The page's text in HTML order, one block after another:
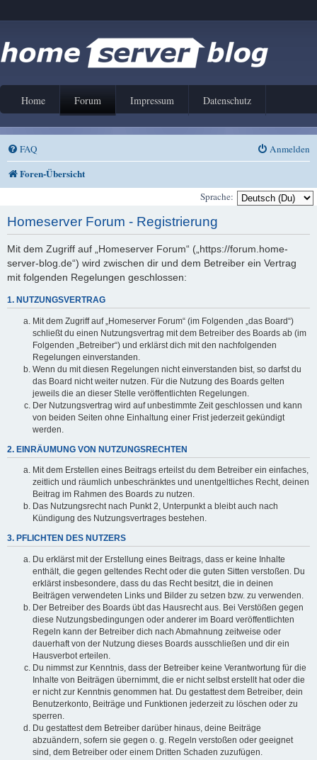
Home Forum Impressum Datenschutz
FAQ Anmelden
Foren-Übersicht
Sprache:
Homeserver Forum - Registrierung
Mit dem Zugriff auf „Homeserver Forum“ („https://forum.home-
server-blog.de“) wird zwischen dir und dem Betreiber ein Vertrag
mit folgenden Regelungen geschlossen:
1. NUTZUNGSVERTRAG
Mit dem Zugriff auf „Homeserver Forum“ (im Folgenden „das Board“)
schließt du einen Nutzungsvertrag mit dem Betreiber des Boards ab (im
Folgenden „Betreiber“) und erklärst dich mit den nachfolgenden
Regelungen einverstanden.
Wenn du mit diesen Regelungen nicht einverstanden bist, so darfst du
das Board nicht weiter nutzen. Für die Nutzung des Boards gelten
jeweils die an dieser Stelle veröffentlichten Regelungen.
Der Nutzungsvertrag wird auf unbestimmte Zeit geschlossen und kann
von beiden Seiten ohne Einhaltung einer Frist jederzeit gekündigt
werden.
2. EINRÄUMUNG VON NUTZUNGSRECHTEN
Mit dem Erstellen eines Beitrags erteilst du dem Betreiber ein einfaches,
zeitlich und räumlich unbeschränktes und unentgeltliches Recht, deinen
Beitrag im Rahmen des Boards zu nutzen.
Das Nutzungsrecht nach Punkt 2, Unterpunkt a bleibt auch nach
Kündigung des Nutzungsvertrages bestehen.
3. PFLICHTEN DES NUTZERS
Du erklärst mit der Erstellung eines Beitrags, dass er keine Inhalte
enthält, die gegen geltendes Recht oder die guten Sitten verstoßen. Du
erklärst insbesondere, dass du das Recht besitzt, die in deinen
Beiträgen verwendeten Links und Bilder zu setzen bzw. zu verwenden.
Der Betreiber des Boards übt das Hausrecht aus. Bei Verstößen gegen
diese Nutzungsbedingungen oder anderer im Board veröffentlichten
Regeln kann der Betreiber dich nach Abmahnung zeitweise oder
dauerhaft von der Nutzung dieses Boards ausschließen und dir ein
Hausverbot erteilen.
Du nimmst zur Kenntnis, dass der Betreiber keine Verantwortung für die
Inhalte von Beiträgen übernimmt, die er nicht selbst erstellt hat oder die
er nicht zur Kenntnis genommen hat. Du gestattest dem Betreiber, dein
Benutzerkonto, Beiträge und Funktionen jederzeit zu löschen oder zu
sperren.
Du gestattest dem Betreiber darüber hinaus, deine Beiträge
abzuändern, sofern sie gegen o. g. Regeln verstoßen oder geeignet
sind, dem Betreiber oder einem Dritten Schaden zuzufügen.